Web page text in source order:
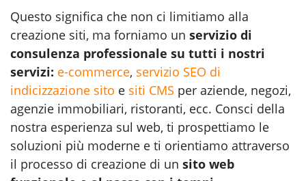
Questo significa che non ci limitiamo alla
creazione siti, ma forniamo un servizio di
consulenza professionale su tutti i nostri
servizi: e-commerce, servizio SEO di
indicizzazione sito e siti CMS per aziende, negozi,
agenzie immobiliari, ristoranti, ecc. Consci della
nostra esperienza sul web, ti prospettiamo le
soluzioni più moderne e ti orientiamo attraverso
il processo di creazione di un sito web